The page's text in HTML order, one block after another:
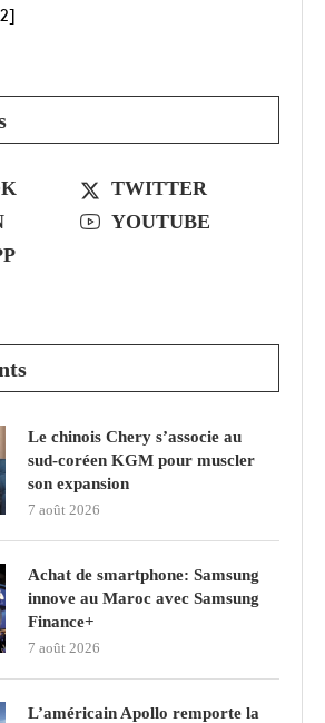
TWITTER
YOUTUBE
Le chinois Chery s’associe au
sud‑coréen KGM pour muscler
son expansion
7 août 2026
Achat de smartphone: Samsung
innove au Maroc avec Samsung
Finance+
7 août 2026
L’américain Apollo remporte la